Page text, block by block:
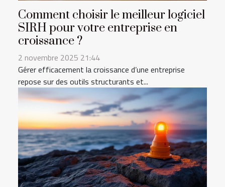
Comment choisir le meilleur logiciel
SIRH pour votre entreprise en
croissance ?
2 novembre 2025 21:44
Gérer efficacement la croissance d’une entreprise
repose sur des outils structurants et...